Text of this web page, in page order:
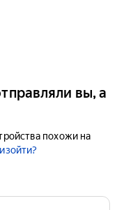
вы, а
похожи на